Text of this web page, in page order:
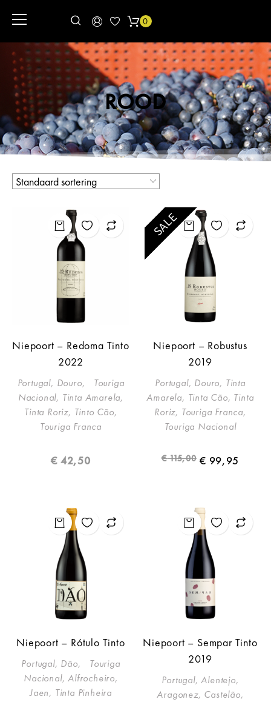
0
ROOD
Niepoort – Redoma Tinto
2022
Portugal, Douro, Touriga
Nacional, Tinta Amarela,
Tinta Roriz, Tinto Cão,
Touriga Franca
€ 42,50
SALE
Niepoort – Robustus
2019
Portugal, Douro, Tinta
Amarela, Tinta Cão, Tinta
Roriz, Touriga Franca,
Touriga Nacional
€115,00 € 99,95
Niepoort – Rótulo Tinto
Portugal, Dão, Touriga
Nacional, Alfrocheiro,
Jaen, Tinta Pinheira
Niepoort – Sempar Tinto
2019
Portugal, Alentejo,
Aragonez, Castelão,